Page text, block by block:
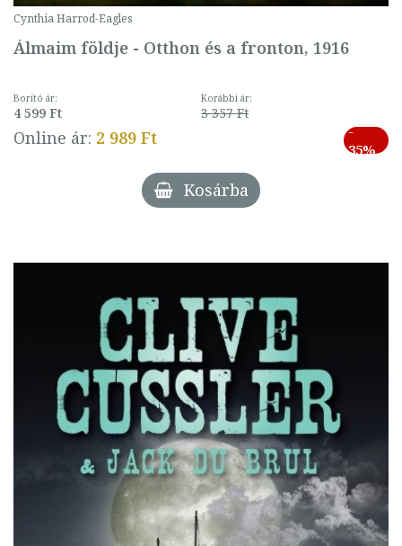
Cynthia Harrod-Eagles
Álmaim földje - Otthon és a fronton, 1916
Borító ár:
4 599 Ft
Korábbi ár:
3 357 Ft
Online ár: 2 989 Ft
-
35%
Kosárba